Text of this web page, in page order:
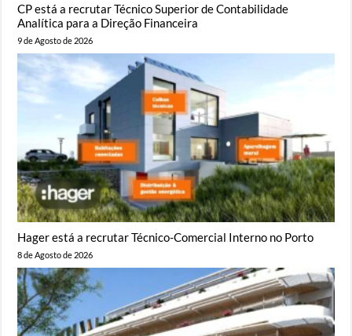
CP está a recrutar Técnico Superior de Contabilidade
Analítica para a Direção Financeira
9 de Agosto de 2026
Hager está a recrutar Técnico-Comercial Interno no Porto
8 de Agosto de 2026